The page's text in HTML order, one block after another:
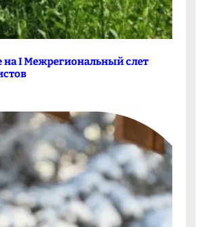
на I Межрегиональный слет